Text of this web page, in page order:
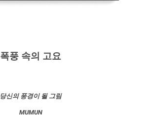
폭풍 속의 고요
당신의 풍경이 될 그림
MUMUN